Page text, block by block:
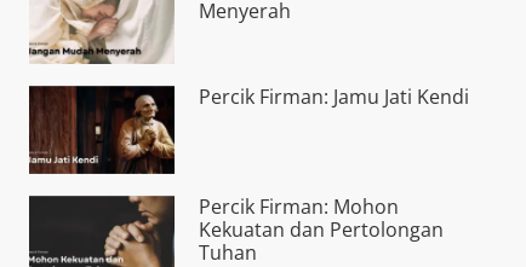
Menyerah
Percik Firman: Jamu Jati Kendi
Percik Firman: Mohon
Kekuatan dan Pertolongan
Tuhan